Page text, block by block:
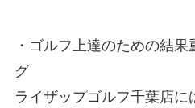
・ゴルフ上達のための結
グ
ライザップゴルフ千葉店に